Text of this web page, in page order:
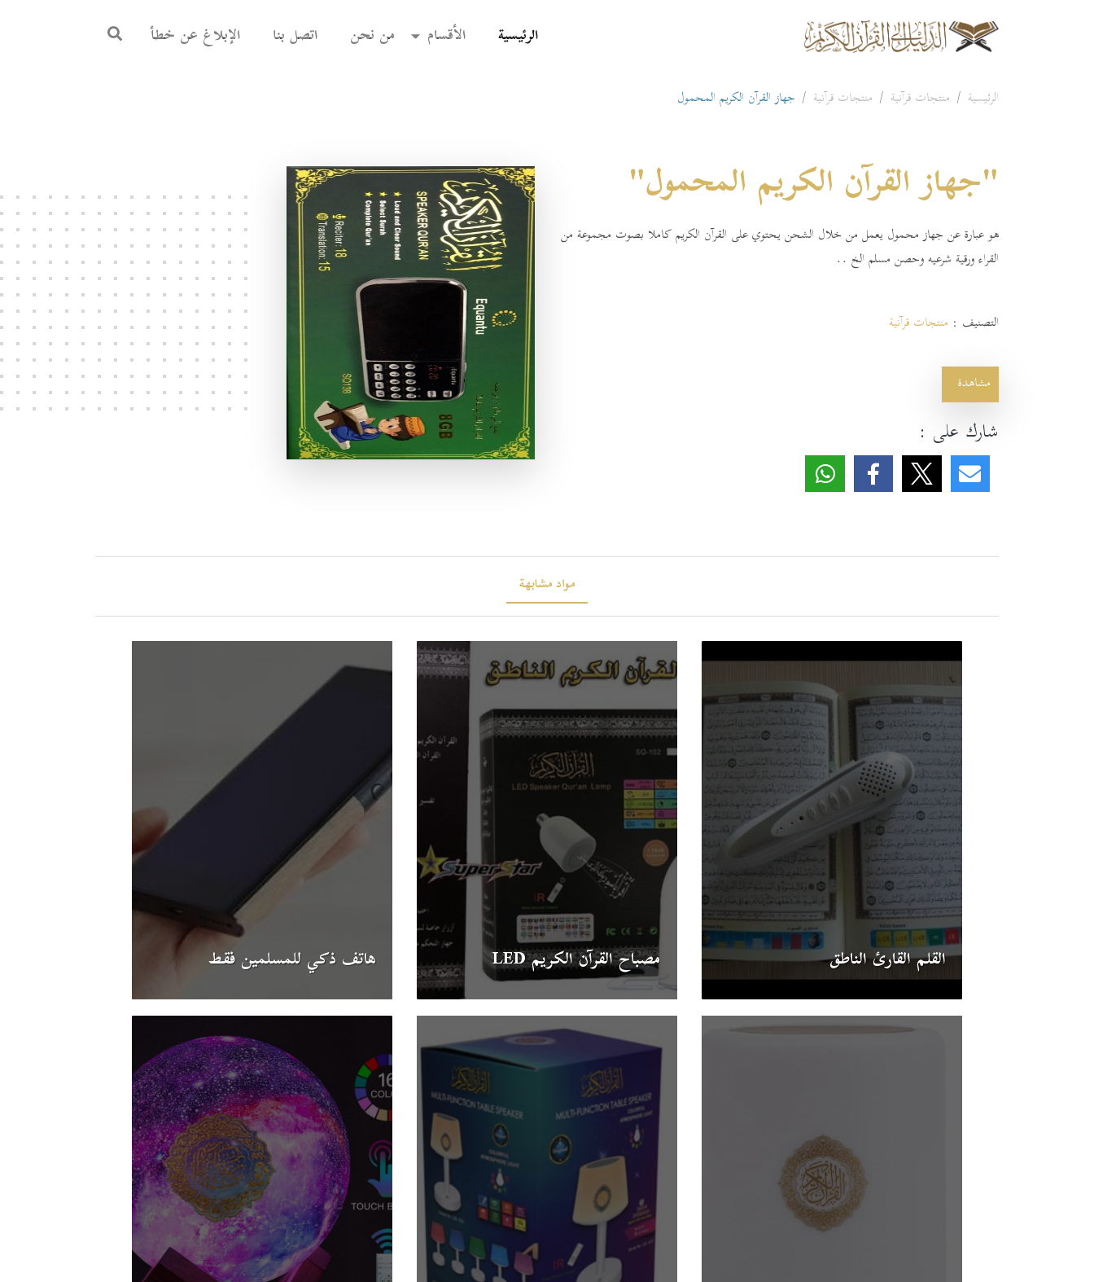
الرئيسية
(current) الأقسام من نحن اتصل بنا الإبلاغ عن خطأ
الرئيسية منتجات قرآنية منتجات قرآنية جهاز القرآن الكريم المحمول
"جهاز القرآن الكريم المحمول"
هو عبارة عن جهاز محمول يعمل من خلال الشحن يحتوي على القرآن الكريم كاملا بصوت مجموعة من
القراء ورقية شرعيه وحصن مسلم الخ ..
التصنيف : منتجات قرآنية
مشاهدة
شارك على :
مواد مشابهة
القلم القارئ الناطق مصباح القرآن الكريم LED هاتف ذكي للمسلمين فقط